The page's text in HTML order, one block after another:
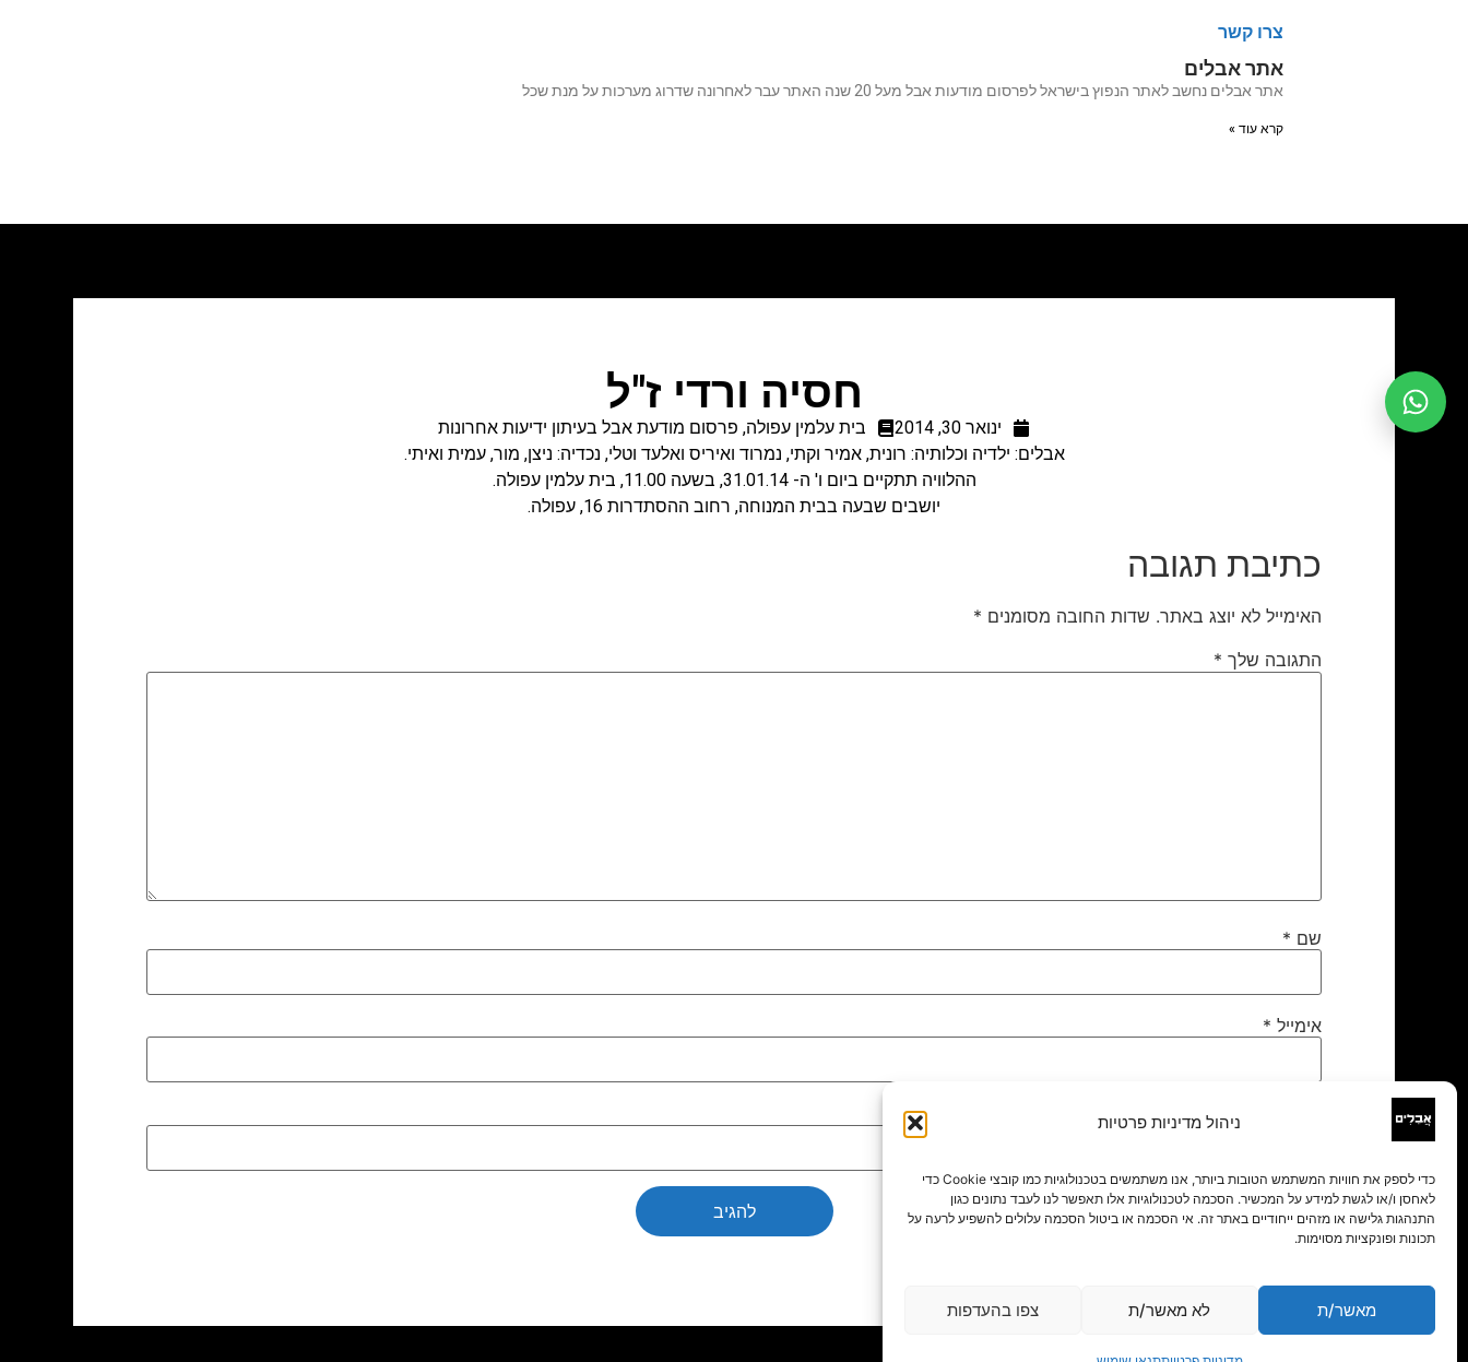
ניהול מדיניות פרטיות
כדי לספק את חוויות המשתמש הטובות ביותר, אנו משתמשים בטכנולוגיות כמו קובצי Cookie כדי
לאחסן ו/או לגשת למידע על המכשיר. הסכמה לטכנולוגיות אלו תאפשר לנו לעבד נתונים כגון
התנהגות גלישה או מזהים ייחודיים באתר זה. אי הסכמה או ביטול הסכמה עלולים להשפיע לרעה על
תכונות ופונקציות מסוימות.
מאשר/ת לא מאשר/ת צפו בהעדפות
צרו קשר
אתר אבלים
אתר אבלים נחשב לאתר הנפוץ בישראל לפרסום מודעות אבל מעל 20 שנה האתר עבר לאחרונה שדרוג מערכות על מנת שכל
קרא עוד »
חסיה ורדי ז"ל
ינואר 30, 2014 בית עלמין עפולה, פרסום מודעת אבל בעיתון ידיעות אחרונות
אבלים: ילדיה וכלותיה: רונית, אמיר וקתי, נמרוד ואיריס ואלעד וטלי, נכדיה: ניצן, מור, עמית ואיתי.
ההלוויה תתקיים ביום ו' ה- 31.01.14, בשעה 11.00, בית עלמין עפולה.
יושבים שבעה בבית המנוחה, רחוב ההסתדרות 16, עפולה.
כתיבת תגובה
האימייל לא יוצג באתר. שדות החובה מסומנים *
התגובה שלך *
שם *
אימייל *